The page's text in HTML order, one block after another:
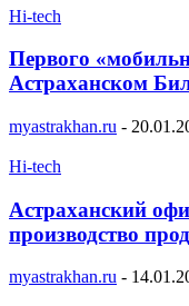
Hi-tech
Первого
Астраханском
myastrakhan.ru -
Hi-tech
Астраханский
производство
myastrakhan.ru -